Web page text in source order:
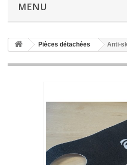
MENU
Pièces détachées Anti-